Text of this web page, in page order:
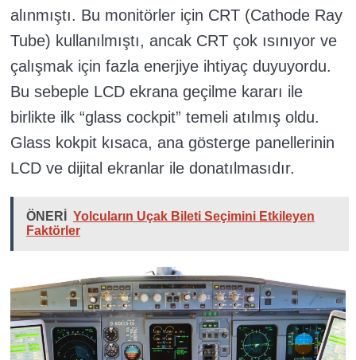
alınmıştı. Bu monitörler için CRT (Cathode Ray
Tube) kullanılmıştı, ancak CRT çok ısınıyor ve
çalışmak için fazla enerjiye ihtiyaç duyuyordu.
Bu sebeple LCD ekrana geçilme kararı ile
birlikte ilk “glass cockpit” temeli atılmış oldu.
Glass kokpit kısaca, ana gösterge panellerinin
LCD ve dijital ekranlar ile donatılmasıdır.
ÖNERİ
Yolcuların Uçak Bileti Seçimini Etkileyen
Faktörler